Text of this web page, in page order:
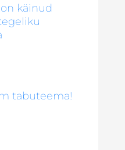
käinud
tabuteema!